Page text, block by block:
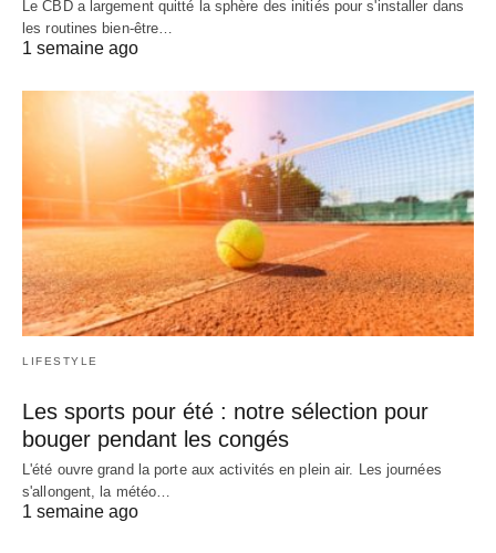
Le CBD a largement quitté la sphère des initiés pour s'installer dans
les routines bien-être…
1 semaine ago
LIFESTYLE
Les sports pour été : notre sélection pour
bouger pendant les congés
L'été ouvre grand la porte aux activités en plein air. Les journées
s'allongent, la météo…
1 semaine ago